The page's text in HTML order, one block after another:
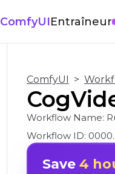
ComfyUIEntraîneur
ComfyUI >
Workflow Name:
Workflow ID:
Save 4